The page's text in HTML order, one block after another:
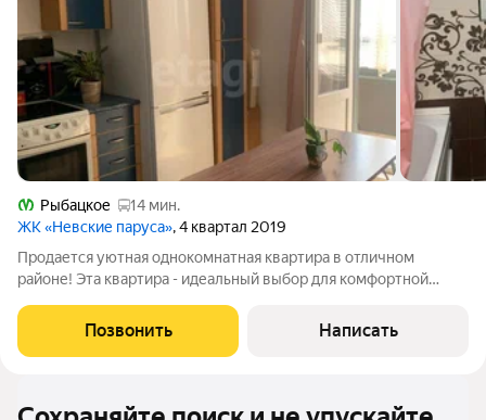
Рыбацкое
14 мин.
ЖК «Невские паруса», 4 квартал 2019
Продается уютная однокомнатная квартира в отличном
районе! Эта квартира - идеальный выбор для комфортной
необходимой техникой, включая холодильник, стиральную
машину, плиту и многое другое. Плюсы
Позвонить Написать